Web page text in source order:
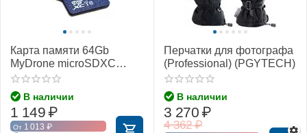
Карта памяти 64Gb
MyDrone microSDXC
Class 10 UHS-I U3
(MIXZA)
В наличии
1 149₽
От 1 013 ₽
Перчатки для фотографа
(Professional) (PGYTECH)
В наличии
4 362 ₽
3 270₽